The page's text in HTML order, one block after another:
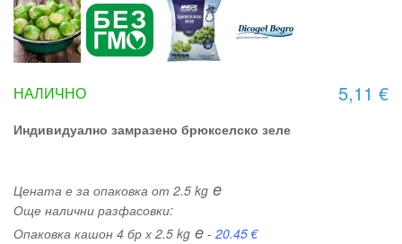
5,11 €
НАЛИЧНО
Индивидуално замразено брюкселско зеле
Цената е за опаковка от 2.5 kg e
Още налични разфасовки:
Опаковка кашон 4 бр х 2.5 kg e - 20.45 €